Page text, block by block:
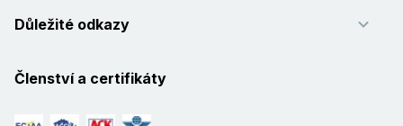
Důležité odkazy
Členství a certifikáty